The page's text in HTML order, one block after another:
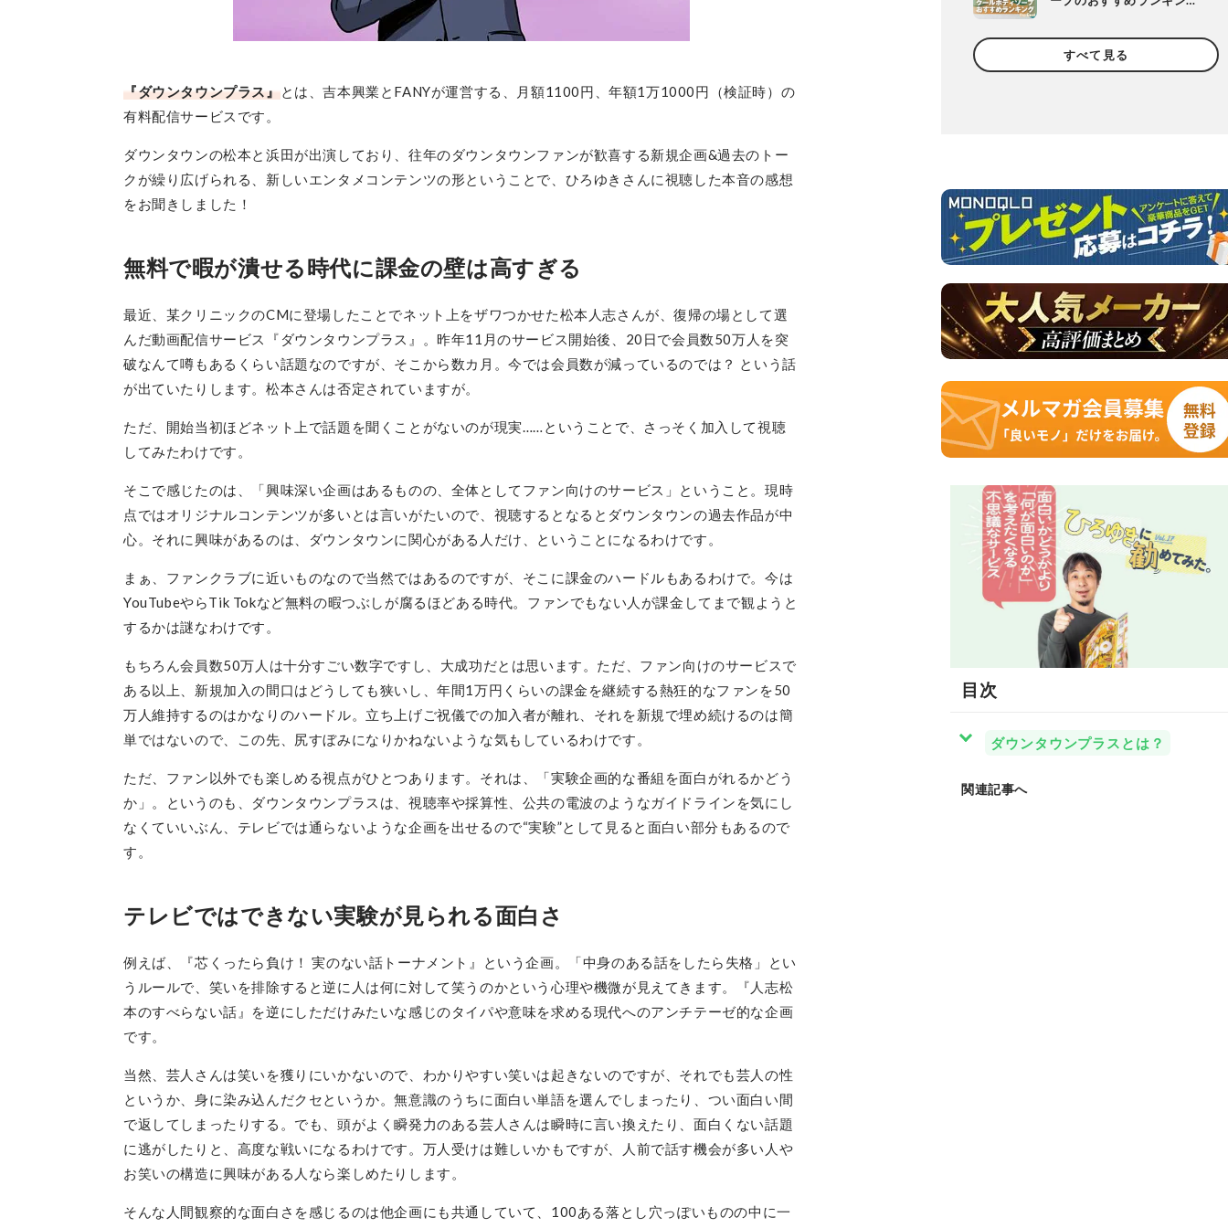
『ダウンタウンプラス』とは、吉本興業とFANYが運営する、月額1100円、年額1万1000円（検証時）の
有料配信サービスです。
ダウンタウンの松本と浜田が出演しており、往年のダウンタウンファンが歓喜する新規企画&過去のトー
クが繰り広げられる、新しいエンタメコンテンツの形ということで、ひろゆきさんに視聴した本音の感想
をお聞きしました！
無料で暇が潰せる時代に課金の壁は高すぎる
最近、某クリニックのCMに登場したことでネット上をザワつかせた松本人志さんが、復帰の場として選
んだ動画配信サービス『ダウンタウンプラス』。昨年11月のサービス開始後、20日で会員数50万人を突
破なんて噂もあるくらい話題なのですが、そこから数カ月。今では会員数が減っているのでは？ という話
が出ていたりします。松本さんは否定されていますが。
ただ、開始当初ほどネット上で話題を聞くことがないのが現実……ということで、さっそく加入して視聴
してみたわけです。
そこで感じたのは、「興味深い企画はあるものの、全体としてファン向けのサービス」ということ。現時
点ではオリジナルコンテンツが多いとは言いがたいので、視聴するとなるとダウンタウンの過去作品が中
心。それに興味があるのは、ダウンタウンに関心がある人だけ、ということになるわけです。
まぁ、ファンクラブに近いものなので当然ではあるのですが、そこに課金のハードルもあるわけで。今は
YouTubeやらTik Tokなど無料の暇つぶしが腐るほどある時代。ファンでもない人が課金してまで観ようと
するかは謎なわけです。
もちろん会員数50万人は十分すごい数字ですし、大成功だとは思います。ただ、ファン向けのサービスで
ある以上、新規加入の間口はどうしても狭いし、年間1万円くらいの課金を継続する熱狂的なファンを50
万人維持するのはかなりのハードル。立ち上げご祝儀での加入者が離れ、それを新規で埋め続けるのは簡
単ではないので、この先、尻すぼみになりかねないような気もしているわけです。
ただ、ファン以外でも楽しめる視点がひとつあります。それは、「実験企画的な番組を面白がれるかどう
か」。というのも、ダウンタウンプラスは、視聴率や採算性、公共の電波のようなガイドラインを気にし
なくていいぶん、テレビでは通らないような企画を出せるので“実験”として見ると面白い部分もあるので
す。
テレビではできない実験が見られる面白さ
例えば、『芯くったら負け！ 実のない話トーナメント』という企画。「中身のある話をしたら失格」とい
うルールで、笑いを排除すると逆に人は何に対して笑うのかという心理や機微が見えてきます。『人志松
本のすべらない話』を逆にしただけみたいな感じのタイパや意味を求める現代へのアンチテーゼ的な企画
です。
当然、芸人さんは笑いを獲りにいかないので、わかりやすい笑いは起きないのですが、それでも芸人の性
というか、身に染み込んだクセというか。無意識のうちに面白い単語を選んでしまったり、つい面白い間
で返してしまったりする。でも、頭がよく瞬発力のある芸人さんは瞬時に言い換えたり、面白くない話題
に逃がしたりと、高度な戦いになるわけです。万人受けは難しいかもですが、人前で話す機会が多い人や
お笑いの構造に興味がある人なら楽しめたりします。
そんな人間観察的な面白さを感じるのは他企画にも共通していて、100ある落とし穴っぽいものの中に一
買える人気製品を比較
すべて見る
目次
ダウンタウンプラスとは？
関連記事へ